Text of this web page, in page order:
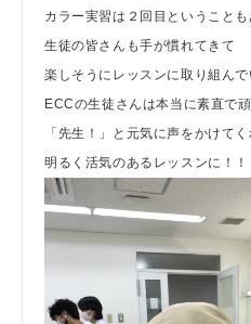
カラー実習は２回目ということも
生徒の皆さんも手が慣れてきて
楽しそうにレッスンに取り組んで
ECCの生徒さんは本当に素直で
「先生！」と元気に声をかけて
明るく活気のあるレッスンに！！